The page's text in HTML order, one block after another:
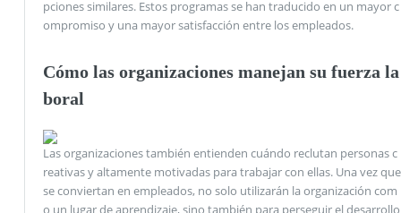
pciones similares. Estos programas se han traducido en un mayor c
ompromiso y una mayor satisfacción entre los empleados.
Cómo las organizaciones manejan su fuerza la
boral
Las organizaciones también entienden cuándo reclutan personas c
reativas y altamente motivadas para trabajar con ellas. Una vez que
se conviertan en empleados, no solo utilizarán la organización com